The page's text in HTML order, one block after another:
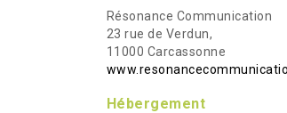
Résonance Communication
23 rue de Verdun,
11000 Carcassonne
Hébergement